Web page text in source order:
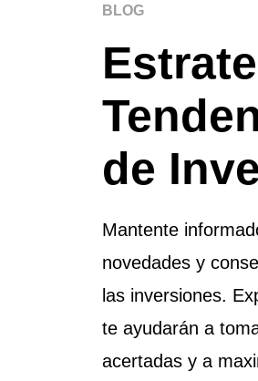
BLOG
de
Mantente
novedades y
las inversiones.
te ayudarán a
acertadas y a